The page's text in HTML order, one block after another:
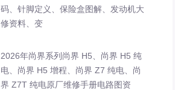
码、针脚定义、保险盒图解、发动机大
修资料、变
2026年尚界系列尚界 H5、尚界 H5 纯
电、尚界 H5 增程、尚界 Z7 纯电、尚
界 Z7T 纯电原厂维修手册电路图资